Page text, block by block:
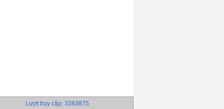
Lượt truy cập: 3383875